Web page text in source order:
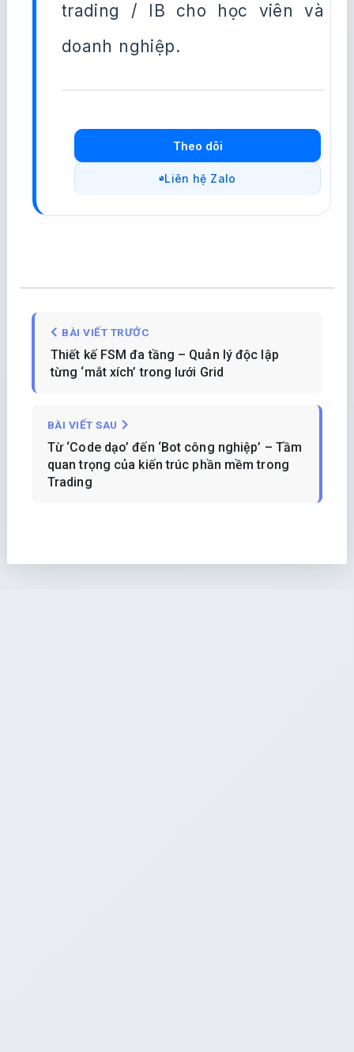
trading / IB cho học viên và
doanh nghiệp.
Theo dõi
Liên hệ Zalo
BÀI VIẾT TRƯỚC
Thiết kế FSM đa tầng – Quản lý độc lập
từng ‘mắt xích’ trong lưới Grid
BÀI VIẾT SAU
Từ ‘Code dạo’ đến ‘Bot công nghiệp’ – Tầm
quan trọng của kiến trúc phần mềm trong
Trading